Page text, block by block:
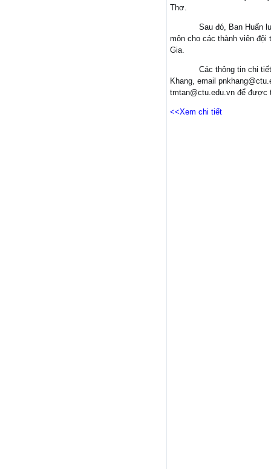
Thơ.
Sau đó, Ban Huấn
môn cho các thành viên đội
Gia.
Các thông tin chi tiết
Khang, email
tmtan@ctu.edu.vn để được
<<Xem chi tiết